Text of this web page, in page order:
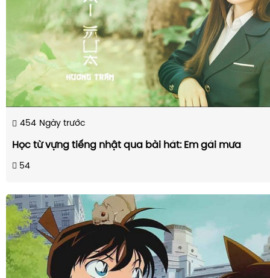
454 Ngày trước
Học từ vựng tiếng nhật qua bài hát: Em gái mưa
54